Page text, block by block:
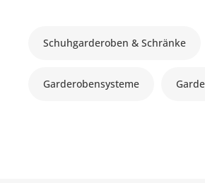
Schuhgarderoben & Schränke
Garderobensysteme